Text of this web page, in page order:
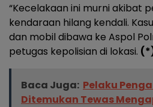
“Kecelakaan ini murni akibat
kendaraan hilang kendali.
dan mobil dibawa ke Aspol
petugas kepolisian di lokasi.
Baca Juga: Pelaku
Ditemukan Tewas